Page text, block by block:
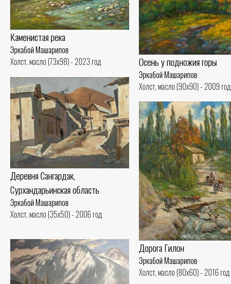
Каменистая река
Эркабой Машарипов
Холст, масло (73x98) - 2023 год
Осень у подножия горы
Эркабой Машарипов
Холст, масло (90x90) - 2009 год
Деревня Сангардaк,
Сурхандарьинская область
Эркабой Машарипов
Холст, масло (35x50) - 2006 год
Дорога Гилон
Эркабой Машарипов
Холст, масло (80x60) - 2016 год